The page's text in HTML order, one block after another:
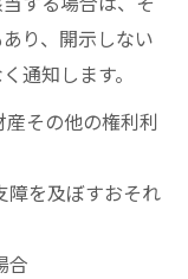
り、開示しない
通知します。
産その他の権利利
障を及ぼすおそれ
合